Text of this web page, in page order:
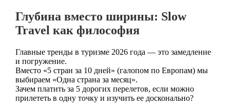
Глубина вместо ширины: Slow
Travelкак философия
Главные тренды в туризме 2026 года — это замедление
и погружение.
Вместо «5 стран за 10 дней» (галопом по Европам) мы
выбираем «Одна страна за месяц».
Зачем платить за 5 дорогих перелетов, если можно
прилететь в одну точку и изучить ее досконально?